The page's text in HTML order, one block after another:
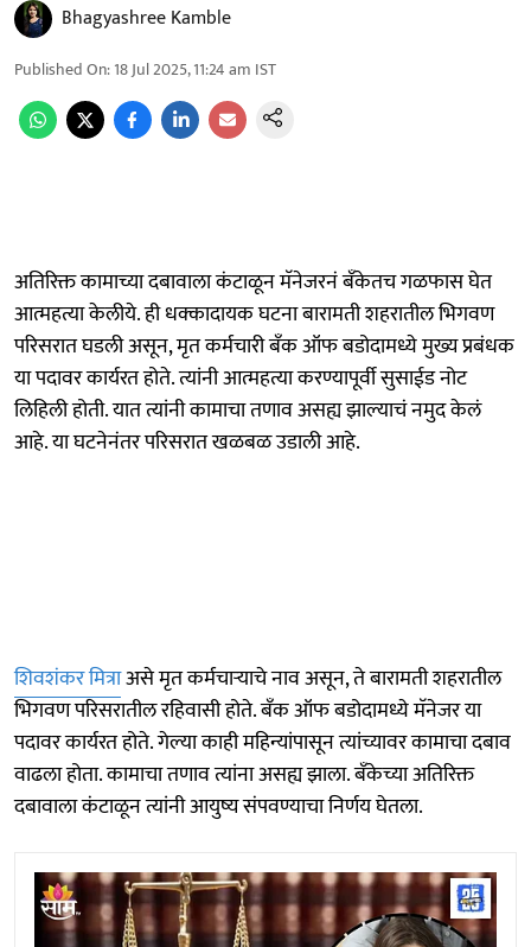
Bhagyashree Kamble
Published On:18 Jul 2025, 11:24 am IST
अतिरिक्त कामाच्या दबावाला कंटाळून मॅनेजरनं बँकेतच गळफास घेत
आत्महत्या केलीये. ही धक्कादायक घटना बारामती शहरातील भिगवण
परिसरात घडली असून, मृत कर्मचारी बँक ऑफ बडोदामध्ये मुख्य प्रबंधक
या पदावर कार्यरत होते. त्यांनी आत्महत्या करण्यापूर्वी सुसाईड नोट
लिहिली होती. यात त्यांनी कामाचा तणाव असह्य झाल्याचं नमुद केलं
आहे. या घटनेनंतर परिसरात खळबळ उडाली आहे.
शिवशंकर मित्राअसे मृत कर्मचाऱ्याचे नाव असून, ते बारामती शहरातील
भिगवण परिसरातील रहिवासी होते. बँक ऑफ बडोदामध्ये मॅनेजर या
पदावर कार्यरत होते. गेल्या काही महिन्यांपासून त्यांच्यावर कामाचा दबाव
वाढला होता. कामाचा तणाव त्यांना असह्य झाला. बँकेच्या अतिरिक्त
दबावाला कंटाळून त्यांनी आयुष्य संपवण्याचा निर्णय घेतला.